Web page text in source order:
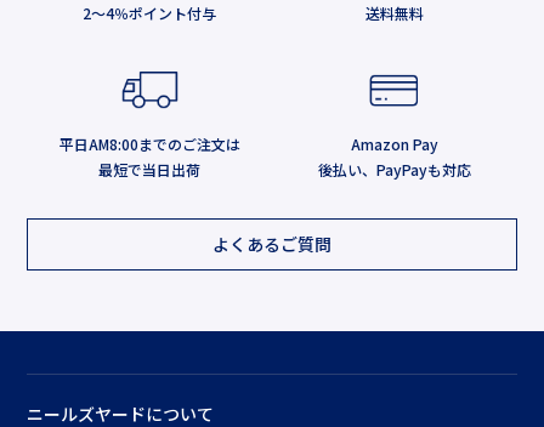
2～4％ポイント付与
送料無料
平日AM8:00までのご注文は
最短で当日出荷
Amazon Pay
後払い、PayPayも対応
よくあるご質問
ニールズヤードについて